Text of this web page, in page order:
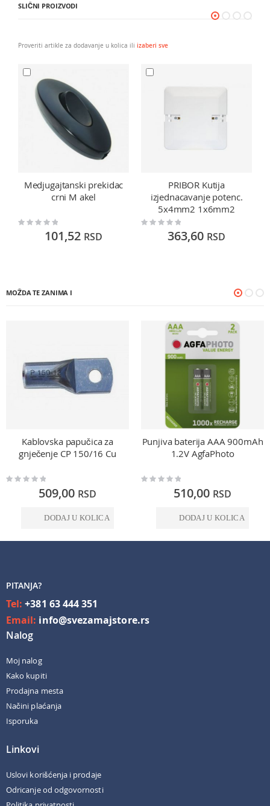
SLIČNI PROIZVODI
Proveriti artikle za dodavanje u kolica ili izaberi sve
Medjugajtanski prekidac
crni M akel
Rating:
101,52 RSD
PRIBOR Kutija
izjednacavanje potenc.
5x4mm2 1x6mm2
Rating:
363,60 RSD
MOŽDA TE ZANIMA I
Kablovska papučica za
gnječenje CP 150/16 Cu
Rating:
509,00 RSD
DODAJ U KOLICA
Punjiva baterija AAA 900mAh
1.2V AgfaPhoto
Rating:
510,00 RSD
DODAJ U KOLICA
PITANJA?
Tel:+381 63 444 351
Email: info@svezamajstore.rs
Nalog
Moj nalog
Kako kupiti
Prodajna mesta
Načini plaćanja
Isporuka
Linkovi
Uslovi korišćenja i prodaje
Odricanje od odgovornosti